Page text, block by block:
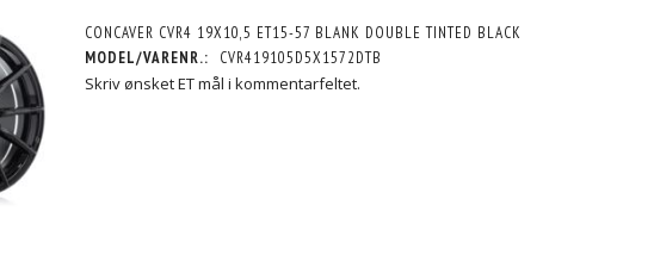
CONCAVER CVR4 19X10,5 ET15-57 BLANK DOUBLE TINTED BLACK
MODEL/VARENR.:
CVR419105D5X1572DTB
Skriv ønsket ET mål i kommentarfeltet.